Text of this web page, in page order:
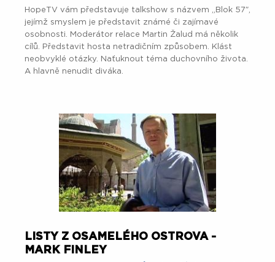
HopeTV vám představuje talkshow s názvem „Blok 57″,
jejímž smyslem je představit známé či zajímavé
osobnosti. Moderátor relace Martin Žalud má několik
cílů. Představit hosta netradičním způsobem. Klást
neobvyklé otázky. Naťuknout téma duchovního života.
A hlavně nenudit diváka.
LISTY Z OSAMELÉHO OSTROVA -
MARK FINLEY